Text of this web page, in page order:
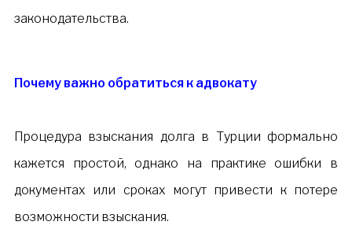
законодательства.
Почему важно обратиться к адвокату
Процедура взыскания долга в Турции формально
кажется простой, однако на практике ошибки в
документах или сроках могут привести к потере
возможности взыскания.